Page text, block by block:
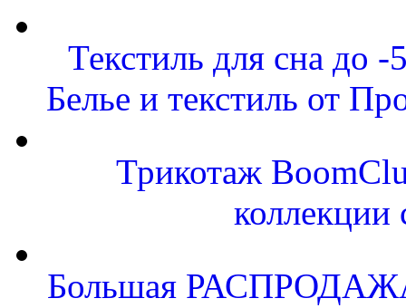
Текстиль для сна
Белье и текстиль от
Трикотаж
Большая